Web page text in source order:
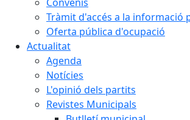
Tràmit d'accés a la informació
Oferta pública d'ocupació
Actualitat
Agenda
Notícies
L'opinió dels partits
Revistes Municipals